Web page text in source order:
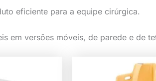
eficiente para a equipe cirúrgica.
em versões móveis, de parede e de